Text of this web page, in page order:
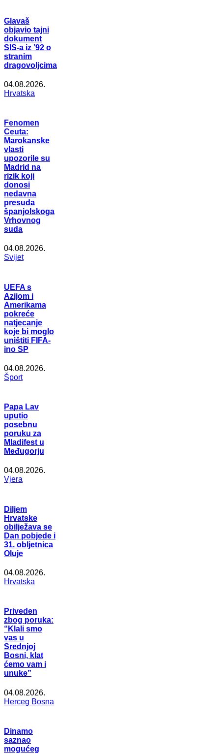
Glavaš
objavio tajni
dokument
SIS-a iz ’92 o
stranim
dragovoljcima
04.08.2026.
Hrvatska
Fenomen
Ceuta:
Marokanske
vlasti
upozorile su
Madrid na
rizik koji
donosi
nedavna
presuda
španjolskoga
Vrhovnog
suda
04.08.2026.
Svijet
UEFA s
Azijom i
Amerikama
pokreće
natjecanje
koje bi moglo
uništiti FIFA-
ino SP
04.08.2026.
Šport
Papa Lav
uputio
posebnu
poruku za
Mladifest u
Međugorju
04.08.2026.
Vjera
Diljem
Hrvatske
obilježava se
Dan pobjede i
31. obljetnica
Oluje
04.08.2026.
Hrvatska
Priveden
zbog poruka:
“Klali smo
vas u
Srednjoj
Bosni, klat
ćemo vam i
unuke”
04.08.2026.
Herceg Bosna
Dinamo
saznao
mogućeg